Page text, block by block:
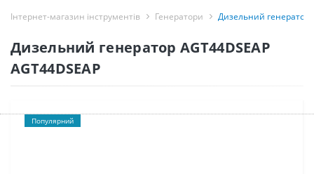
Інтернет-магазин інструментів Генератори Дизельний генератор
Дизельний генератор AGT44DSEAP
AGT44DSEAP
Популярний